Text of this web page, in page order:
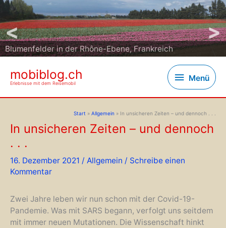
Blumenfelder in der Rhône-Ebene, Frankreich
Naturhafen auf der Insel Väderoana (Wetterinseln),
Schweden
< >
mobiblog.ch
Erlebnisse mit dem Reisemobil
Menü
Menü
Start Allgemein In unsicheren Zeiten – und dennoch . . .
In unsicheren Zeiten – und dennoch
. . .
16. Dezember 2021 / Allgemein / Schreibe einen
Kommentar
Zwei Jahre leben wir nun schon mit der Covid-19-
Pandemie. Was mit SARS begann, verfolgt uns seitdem
mit immer neuen Mutationen. Die Wissenschaft hinkt